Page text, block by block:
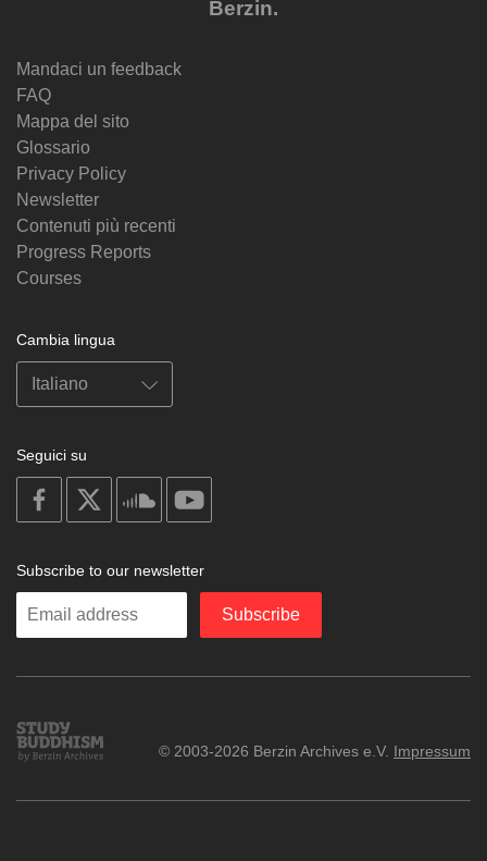
Berzin.
Mandaci un feedback
FAQ
Mappa del sito
Glossario
Privacy Policy
Newsletter
Contenuti più recenti
Progress Reports
Courses
Cambia lingua
Seguici su
on
facebook
soundcloud
Subscribe to our newsletter
Enter
Subscribe
Study
Buddhism
© 2003-2026 Berzin Archives e.V. Impressum